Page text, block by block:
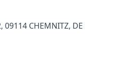
09114 CHEMNITZ, DE